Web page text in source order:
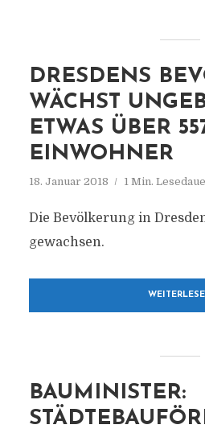
DRESDENS
WÄCHST
ETWAS ÜBER
EINWOHNER
18. Januar 2018 1 Min.
Die Bevölkerung in
gewachsen.
BAUMINISTER: